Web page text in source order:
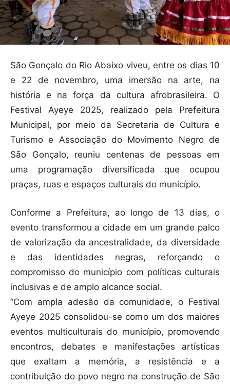
São Gonçalo do Rio Abaixo viveu, entre os dias 10
e 22 de novembro, uma imersão na arte, na
história e na força da cultura afrobrasileira. O
Festival Ayeye 2025, realizado pela Prefeitura
Municipal, por meio da Secretaria de Cultura e
Turismo e Associação do Movimento Negro de
São Gonçalo, reuniu centenas de pessoas em
uma programação diversificada que ocupou
praças, ruas e espaços culturais do município.
Conforme a Prefeitura, ao longo de 13 dias, o
evento transformou a cidade em um grande palco
de valorização da ancestralidade, da diversidade
e das identidades negras, reforçando o
compromisso do município com políticas culturais
inclusivas e de amplo alcance social.
“Com ampla adesão da comunidade, o Festival
Ayeye 2025 consolidou-se como um dos maiores
eventos multiculturais do município, promovendo
encontros, debates e manifestações artísticas
que exaltam a memória, a resistência e a
contribuição do povo negro na construção de São